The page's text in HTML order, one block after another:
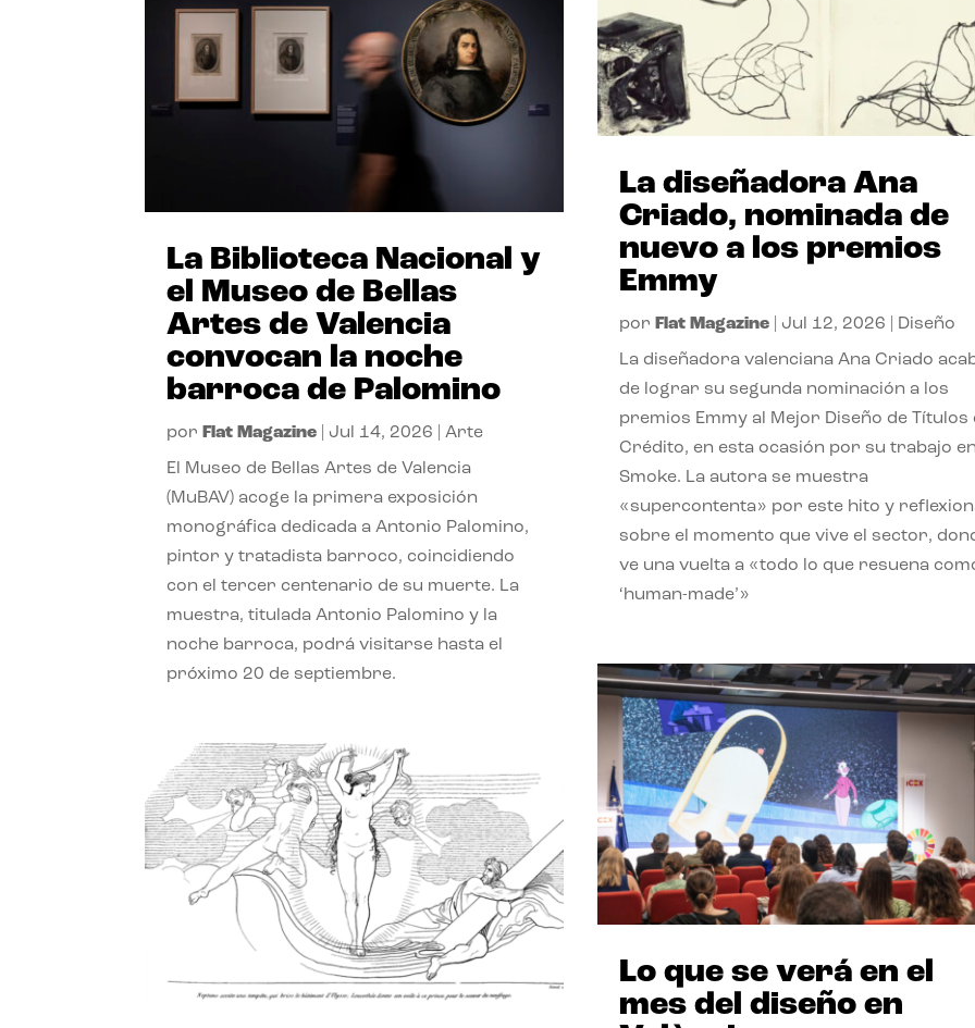
La Biblioteca Nacional y
el Museo de Bellas
Artes de Valencia
convocan la noche
barroca de Palomino
por Flat Magazine Jul 14, 2026 |Arte
El Museo de Bellas Artes de Valencia
(MuBAV) acoge la primera exposición
monográfica dedicada a Antonio Palomino,
pintor y tratadista barroco, coincidiendo
con el tercer centenario de su muerte. La
muestra, titulada Antonio Palomino y la
noche barroca, podrá visitarse hasta el
próximo 20 de septiembre.
La diseñadora Ana
Criado, nominada de
nuevo a los premios
Emmy
por Flat Magazine| Jul 12, 2026 Diseño
La diseñadora valenciana Ana Criado
de lograr su segunda nominación a los
premios Emmy al Mejor Diseño de Títulos
Crédito, en esta ocasión por su trabajo
Smoke. La autora se muestra
«supercontenta» por este hito y
sobre el momento que vive el sector,
ve una vuelta a «todo lo que resuena
‘human-made’»
Lo que se verá en el
mes del diseño en